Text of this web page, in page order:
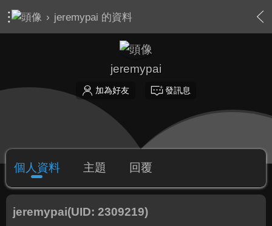
› jeremypai 的資料
jeremypai
加為好友 發訊息
個人資料 主題 回覆
jeremypai(UID: 2309219)